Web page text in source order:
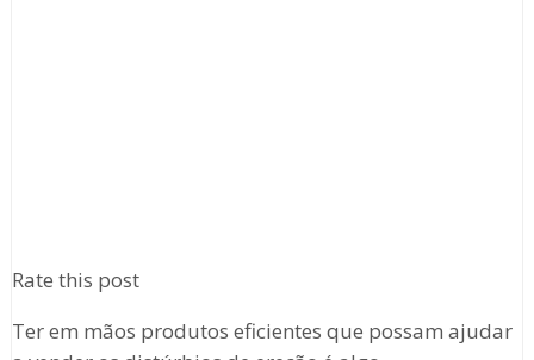
Rate this post
Ter em mãos produtos eficientes que possam ajudar